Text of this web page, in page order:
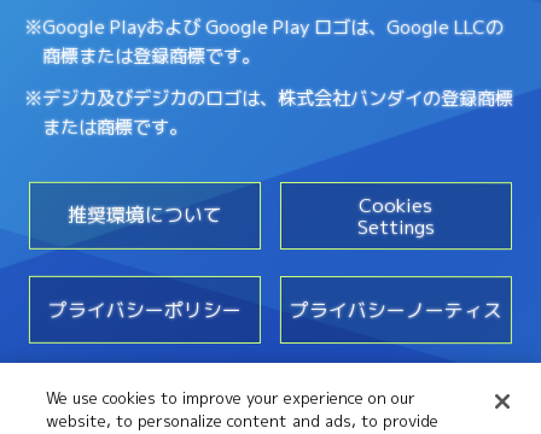
※Google Playおよび Google Play ロゴは、Google LLCの
商標または登録商標です。
※デジカ及びデジカのロゴは、株式会社バンダイの登録商標
または商標です。
推奨環境について Cookies
Settings
プライバシーポリシー プライバシーノーティス
お問い合わせ
We use cookies to improve your experience on our
website, to personalize content and ads, to provide